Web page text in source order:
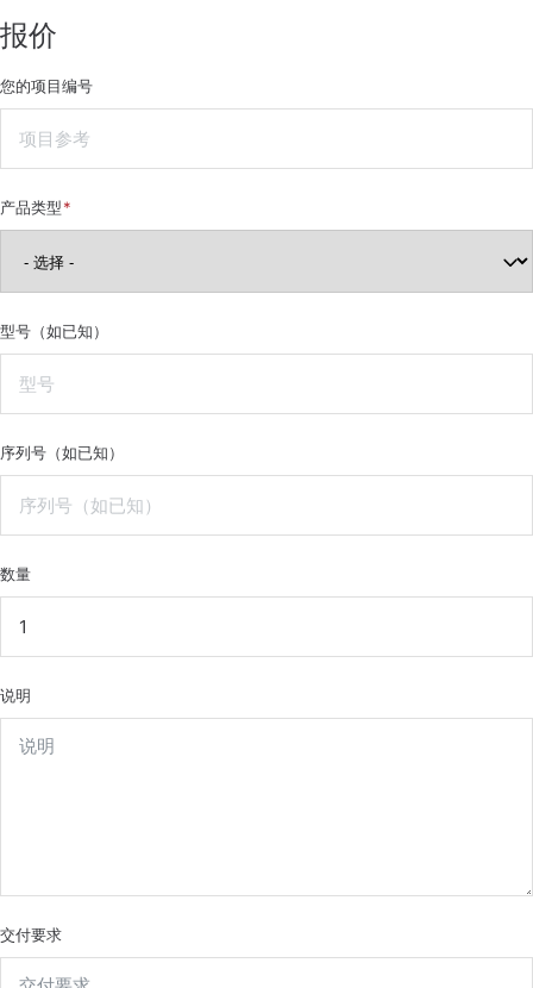
报价
您的项目编号
产品类型
型号（如已知）
序列号（如已知）
数量
说明
交付要求